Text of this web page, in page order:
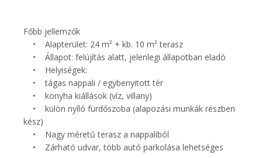
Főbb jellemzők
• Alapterület: 24 m² + kb. 10 m² terasz
• Állapot: felújítás alatt, jelenlegi állapotban eladó
• Helyiségek:
• tágas nappali / egybenyitott tér
• konyha kiállások (víz, villany)
• külön nyíló fürdőszoba (alapozási munkák részben
kész)
• Nagy méretű terasz a nappaliból
• Zárható udvar, több autó parkolása lehetséges